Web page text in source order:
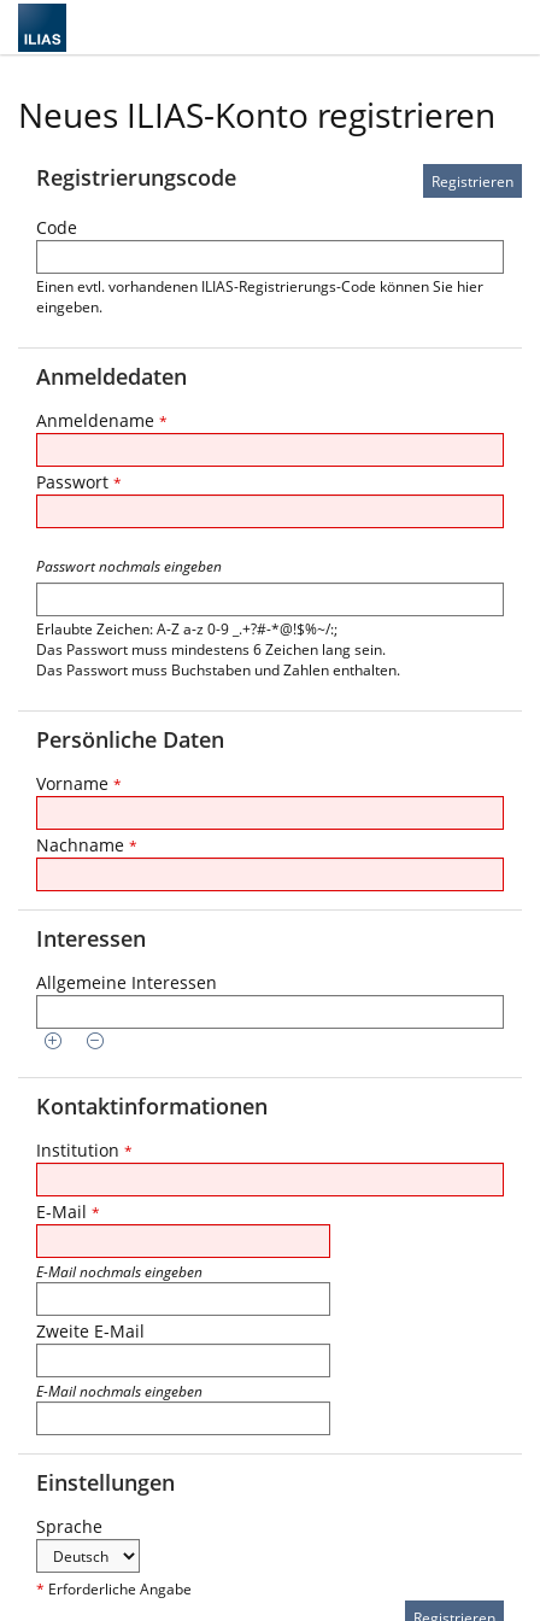
Neues ILIAS-Konto registrieren
Registrierungscode
Code
Einen evtl. vorhandenen ILIAS-Registrierungs-Code können Sie hier
eingeben.
Anmeldedaten
Anmeldename *
Passwort *
Passwort nochmals eingeben
Erlaubte Zeichen: A-Z a-z 0-9 _.+?#-*@!$%~/:;
Das Passwort muss mindestens 6 Zeichen lang sein.
Das Passwort muss Buchstaben und Zahlen enthalten.
Persönliche Daten
Vorname *
Nachname *
Interessen
Allgemeine Interessen
Kontaktinformationen
Institution *
E-Mail *
E-Mail nochmals eingeben
Zweite E-Mail
E-Mail nochmals eingeben
Einstellungen
Sprache
* Erforderliche Angabe